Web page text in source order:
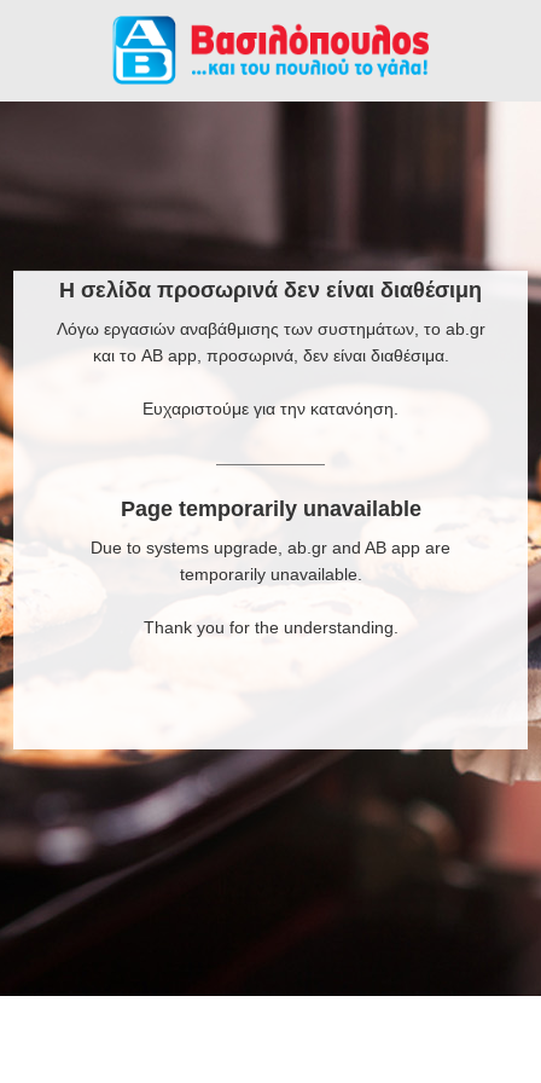
Η σελίδα προσωρινά δεν είναι διαθέσιμη
Λόγω εργασιών αναβάθμισης των συστημάτων, το ab.gr
και το AB app, προσωρινά, δεν είναι διαθέσιμα.
Ευχαριστούμε για την κατανόηση.
Page temporarily unavailable
Due to systems upgrade, ab.gr and AB app are
temporarily unavailable.
Thank you for the understanding.